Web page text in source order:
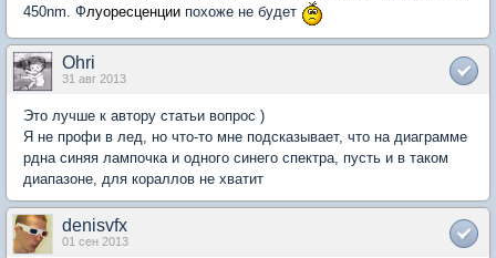
450nm. Флуоресценции похоже не будет
Ohri
31 авг 2013
Это лучше к автору статьи вопрос )
Я не профи в лед, но что-то мне подсказывает, что на диаграмме
рдна синяя лампочка и одного синего спектра, пусть и в таком
диапазоне, для кораллов не хватит
denisvfx
01 сен 2013